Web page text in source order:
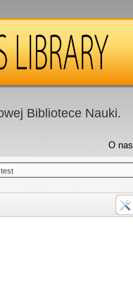
Bibliotece Nauki.
O nas
test